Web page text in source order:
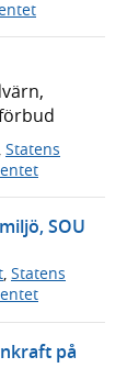
Statens
SOU
, Statens
på